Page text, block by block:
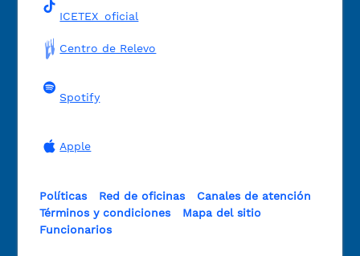
ICETEX_oficial
Centro de Relevo
Spotify
Apple
Políticas Red de oficinas
Canales de atención
Términos y condiciones
Mapa del sitio
Funcionarios